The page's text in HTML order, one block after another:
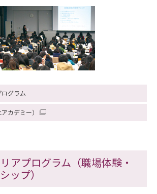
グラム
カデミー）
アプログラム（職場体験・
ップ）